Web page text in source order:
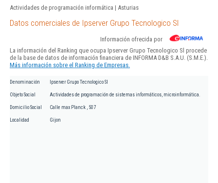
Actividades de programación informática | Asturias
Datos comerciales de Ipserver Grupo Tecnologico Sl
Información ofrecida por
La información del Ranking que ocupa Ipserver Grupo Tecnologico Sl procede
de la base de datos de información financiera de INFORMA D&B S.A.U. (S.M.E.).
Más información sobre el Ranking de Empresas.
Denominación Ipserver Grupo Tecnologico Sl
Objeto Social Actividades de programación de sistemas informáticos, microinformática.
Domicilio Social Calle max Planck , 507
Localidad Gijon